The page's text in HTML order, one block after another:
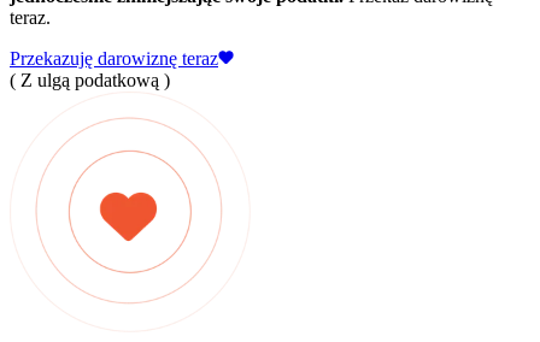
teraz.
Przekazuję darowiznę teraz
( Z ulgą podatkową )